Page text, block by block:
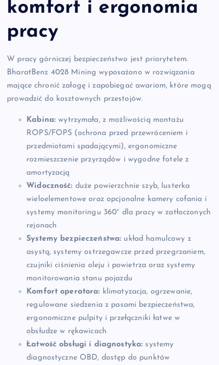
komfort i ergonomia
pracy
W pracy górniczej bezpieczeństwo jest priorytetem.
BharatBenz 4028 Mining wyposażono w rozwiązania
mające chronić załogę i zapobiegać awariom, które mogą
prowadzić do kosztownych przestojów.
Kabina: wytrzymała, z możliwością montażu
ROPS/FOPS (ochrona przed przewróceniem i
przedmiotami spadającymi), ergonomiczne
rozmieszczenie przyrządów i wygodne fotele z
amortyzacją
Widoczność: duże powierzchnie szyb, lusterka
wieloelementowe oraz opcjonalne kamery cofania i
systemy monitoringu 360° dla pracy w zatłoczonych
rejonach
Systemy bezpieczeństwa: układ hamulcowy z
asystą, systemy ostrzegawcze przed przegrzaniem,
czujniki ciśnienia oleju i powietrza oraz systemy
monitorowania stanu pojazdu
Komfort operatora: klimatyzacja, ogrzewanie,
regulowane siedzenia z pasami bezpieczeństwa,
ergonomiczne pulpity i przełączniki łatwe w
obsłudze w rękawicach
Łatwość obsługi i diagnostyka: systemy
diagnostyczne OBD, dostęp do punktów